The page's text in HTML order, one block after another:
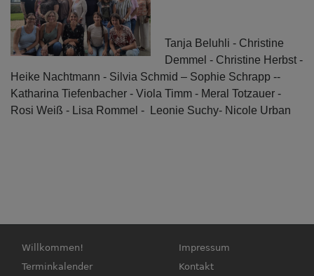
Tanja Beluhli - Christine
Demmel - Christine Herbst -
Heike Nachtmann - Silvia Schmid – Sophie Schrapp --
Katharina Tiefenbacher - Viola Timm - Meral Totzauer -
Rosi Weiß - Lisa Rommel - Leonie Suchy- Nicole Urban
Hauptnavigation
Willkommen!
Terminkalender
Fußbereichsmenü
Impressum
Kontakt